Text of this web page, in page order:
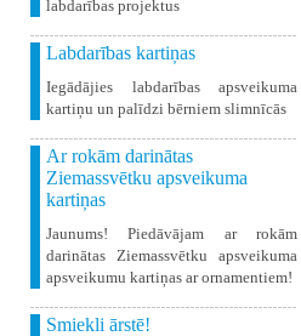
labdarības projektus
Labdarības kartiņas
Iegādājies labdarības apsveikuma
kartiņu un palīdzi bērniem slimnīcās
Ar rokām darinātas
Ziemassvētku apsveikuma
kartiņas
Jaunums! Piedāvājam ar rokām
darinātas Ziemassvētku apsveikuma
apsveikumu kartiņas ar ornamentiem!
Smiekli ārstē!